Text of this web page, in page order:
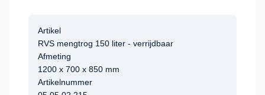
Artikel
RVS mengtrog 150 liter - verrijdbaar
Afmeting
1200 x 700 x 850 mm
Artikelnummer